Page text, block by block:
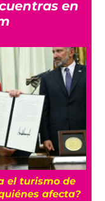
en
el turismo de
afecta?